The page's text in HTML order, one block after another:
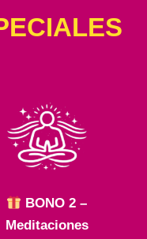
BONO 2 –
Meditaciones